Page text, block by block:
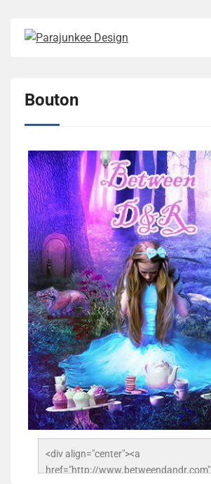
Bouton
<div align="center"><a
href="http://www.betweendandr.com"